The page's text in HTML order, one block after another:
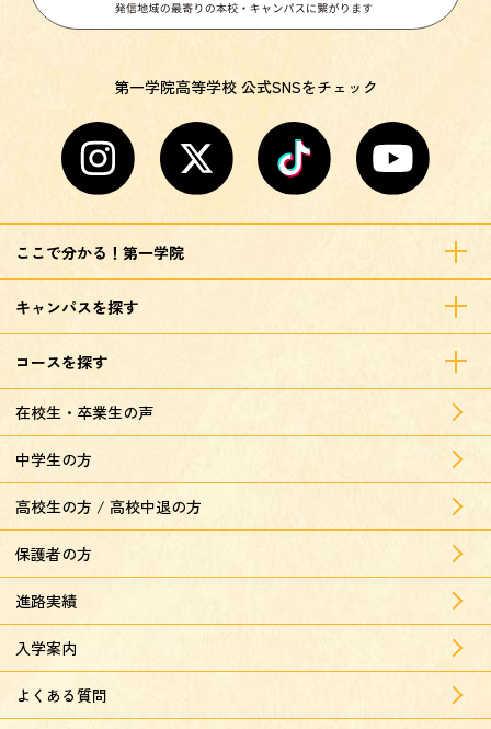
第一学院高等学校 公式SNSをチェック
ここで分かる！第一学院
キャンパスを探す
コースを探す
在校生・卒業生の声
中学生の方
高校生の方 / 高校中退の方
保護者の方
進路実績
入学案内
よくある質問